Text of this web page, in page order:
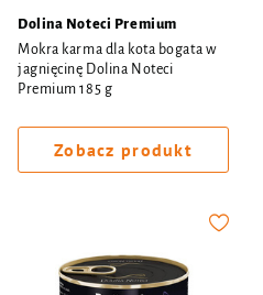
Dolina Noteci Premium
Mokra karma dla kota bogata w
jagnięcinę Dolina Noteci
Premium 185 g
Zobacz produkt